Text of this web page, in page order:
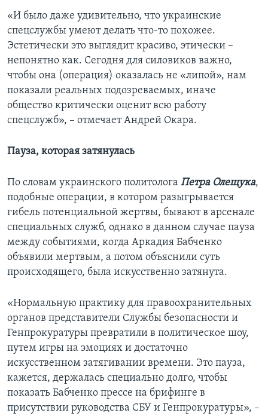
«И было даже удивительно, что украинские
спецслужбы умеют делать что-то похожее.
Эстетически это выглядит красиво, этически –
непонятно как. Сегодня для силовиков важно,
чтобы она (операция) оказалась не «липой», нам
показали реальных подозреваемых, иначе
общество критически оценит всю работу
спецслужб», – отмечает Андрей Окара.
Пауза, которая затянулась
По словам украинского политолога Петра Олещука,
подобные операции, в котором разыгрывается
гибель потенциальной жертвы, бывают в арсенале
специальных служб, однако в данном случае пауза
между событиями, когда Аркадия Бабченко
объявили мертвым, а потом объяснили суть
происходящего, была искусственно затянута.
«Нормальную практику для правоохранительных
органов представители Службы безопасности и
Генпрокуратуры превратили в политическое шоу,
путем игры на эмоциях и достаточно
искусственном затягивании времени. Это пауза,
кажется, держалась специально долго, чтобы
показать Бабченко прессе на брифинге в
присутствии руководства СБУ и Генпрокуратуры», –